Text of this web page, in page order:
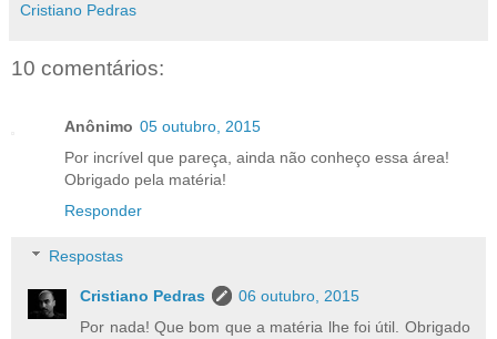
Cristiano Pedras
10 comentários:
Anônimo 05 outubro, 2015
Por incrível que pareça, ainda não conheço essa área!
Obrigado pela matéria!
Responder
Respostas
Cristiano Pedras
06 outubro, 2015
Por nada! Que bom que a matéria lhe foi útil. Obrigado